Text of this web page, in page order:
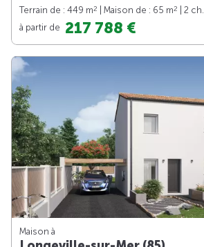
Terrain de : 449 m2 | Maison de : 65 m2
| 2 ch.
à partir de 217 788 €
Maison à